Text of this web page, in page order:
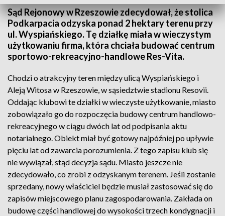
Sąd Rejonowy w Rzeszowie zdecydował, że stolica
Podkarpacia odzyska ponad 2 hektary terenu przy
ul. Wyspiańskiego. Tę działkę miała w wieczystym
użytkowaniu firma, która chciała budować centrum
sportowo-rekreacyjno-handlowe Res-Vita.
Chodzi o atrakcyjny teren między ulicą Wyspiańskiego i
Aleją Witosa w Rzeszowie, w sąsiedztwie stadionu Resovii.
Oddając klubowi te działki w wieczyste użytkowanie, miasto
zobowiązało go do rozpoczęcia budowy centrum handlowo-
rekreacyjnego w ciągu dwóch lat od podpisania aktu
notarialnego. Obiekt miał być gotowy najpóźniej po upływie
pięciu lat od zawarcia porozumienia. Z tego zapisu klub się
nie wywiązał, stąd decyzja sądu. Miasto jeszcze nie
zdecydowało, co zrobi z odzyskanym terenem. Jeśli zostanie
sprzedany, nowy właściciel będzie musiał zastosować się do
zapisów miejscowego planu zagospodarowania. Zakłada on
budowę części handlowej do wysokości trzech kondygnacji i